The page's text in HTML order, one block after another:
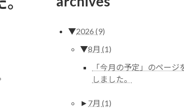
▼2026(9)
▼8月(1)
「今月の予定」のページ
しました。
► 7月(1)